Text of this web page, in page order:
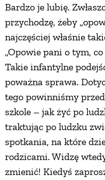
Bardzo je lubię.
przychodzę, żeby
najczęściej właśnie
„Opowie pani o tym,
Takie infantylne
poważna sprawa.
tego powinniśmy
szkole – jak żyć po
traktując po ludzku
spotkania, na które
rodzicami. Widzę
zmienić! Kiedyś